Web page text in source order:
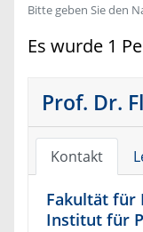
Bitte geben Sie den
Es wurde 1
Prof. Dr.
Kontakt
Fakultät für
Institut für